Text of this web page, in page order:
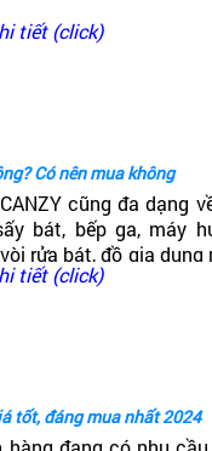
tiết (click)
Có nên mua không
cũng đa dạng
bát, bếp ga, máy
rửa bát, đồ gia
bếp từ Canzy. Vậy
tiết (click)
tốt, đáng mua nhất 2024